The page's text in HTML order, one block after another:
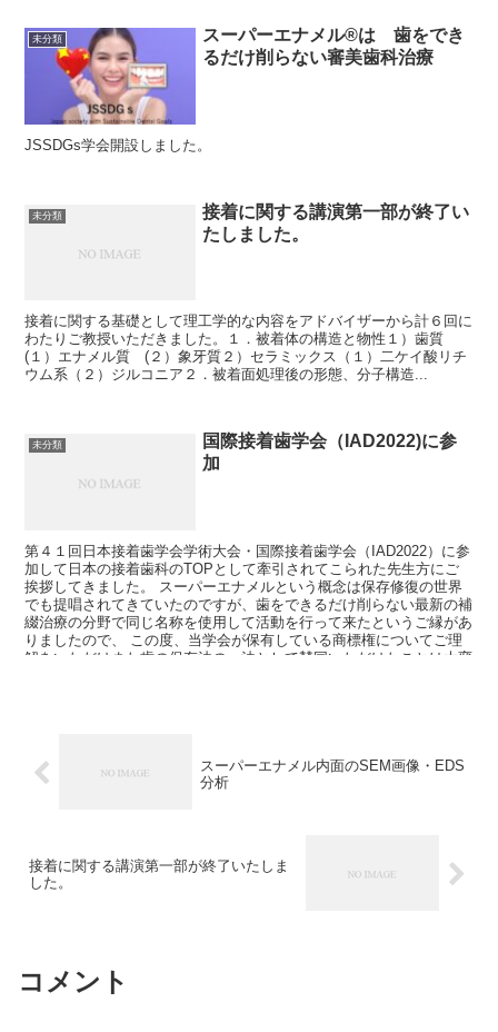
未分類
スーパーエナメル®は 歯をでき
るだけ削らない審美歯科治療
JSSDGs学会開設しました。
未分類
接着に関する講演第一部が終了い
たしました。
接着に関する基礎として理工学的な内容をアドバイザーから計６回に
わたりご教授いただきました。１．被着体の構造と物性１）歯質
(１）エナメル質 (２）象牙質２）セラミックス（１）二ケイ酸リチ
ウム系（２）ジルコニア２．被着面処理後の形態、分子構造...
未分類
国際接着歯学会（IAD2022)に参
加
第４１回日本接着歯学会学術大会・国際接着歯学会（IAD2022）に参
加して日本の接着歯科のTOPとして牽引されてこられた先生方にご
挨拶してきました。 スーパーエナメルという概念は保存修復の世界
でも提唱されてきていたのですが、歯をできるだけ削らない最新の補
綴治療の分野で同じ名称を使用して活動を行って来たというご縁があ
りましたので、 この度、当学会が保有している商標権についてご理
解をいただけまた歯の保存法の一法として賛同いただけたことは大変
スーパーエナメル内面のSEM画像・EDS
分析
接着に関する講演第一部が終了いたしま
した。
コメント